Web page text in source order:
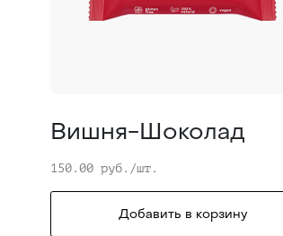
Вишня-Шоколад
150.00 руб./шт.
Добавить в корзину